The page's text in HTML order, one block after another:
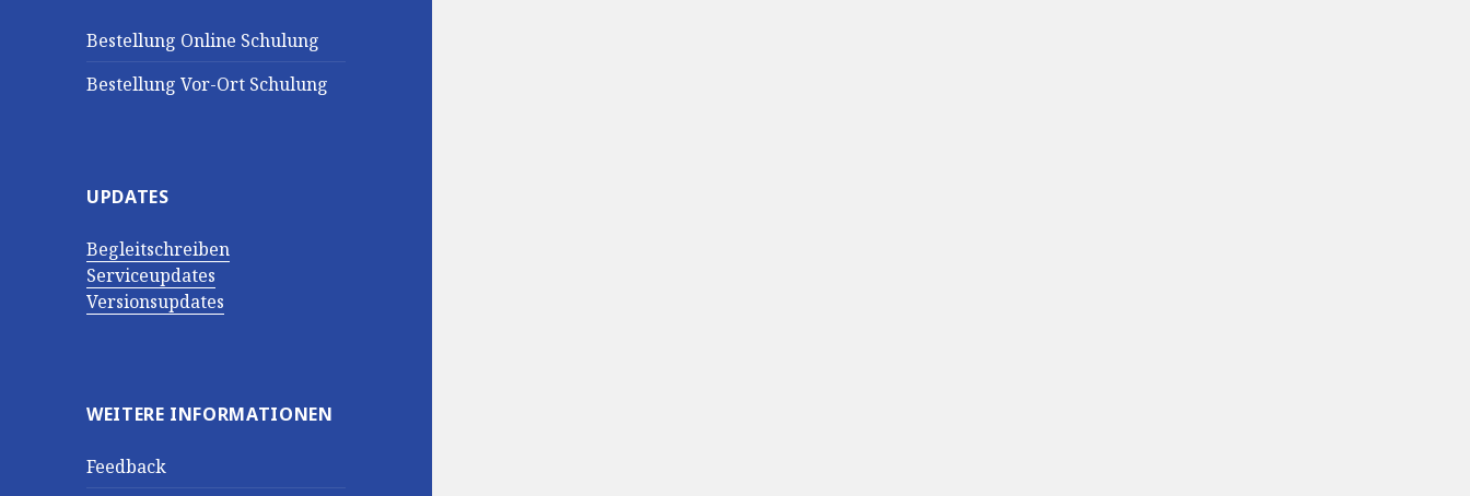
Bestellung Online Schulung
Bestellung Vor-Ort Schulung
UPDATES
Begleitschreiben
Serviceupdates
Versionsupdates
WEITERE INFORMATIONEN
Feedback